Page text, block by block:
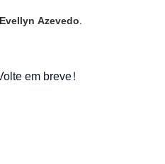
Evellyn Azevedo.
em breve!